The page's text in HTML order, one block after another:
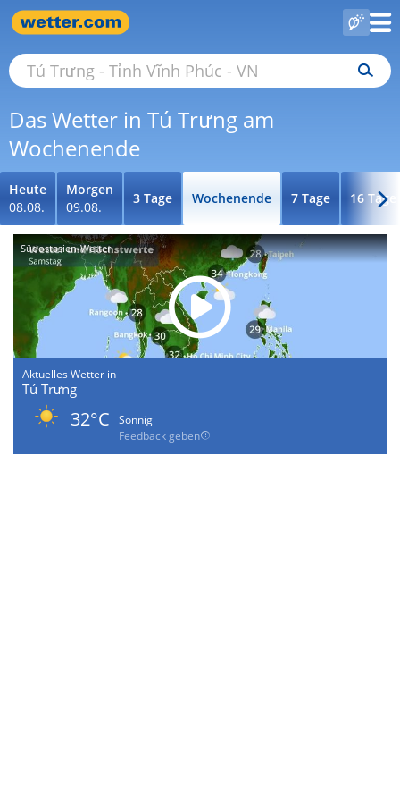
Das Wetter in Tú Trưng am
Wochenende
Heute
08.08.
Morgen
09.08.
3 Tage Wochenende 7 Tage 16 Tage
Südostasien-Wetter
Aktuelles Wetter in
Tú Trưng
32°C
Sonnig
Feedback geben